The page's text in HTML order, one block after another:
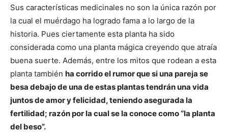
Sus características medicinales no son la única razón por
la cual el muérdago ha logrado fama a lo largo de la
historia. Pues ciertamente esta planta ha sido
considerada como una planta mágica creyendo que atraía
buena suerte. Además, entre los mitos que rodean a esta
planta también ha corrido el rumor que si una pareja se
besa debajo de una de estas plantas tendrán una vida
juntos de amor y felicidad, teniendo asegurada la
fertilidad; razón por la cual se la conoce como “la planta
del beso”.